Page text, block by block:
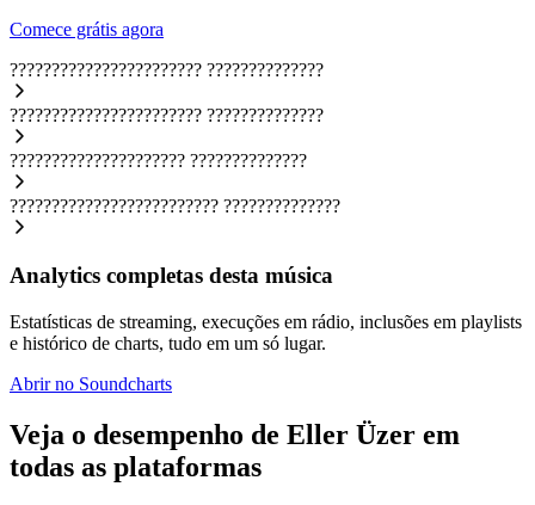
Comece grátis agora
??????????????????????? ??????????????
??????????????????????? ??????????????
????????????????????? ??????????????
????????????????????????? ??????????????
Analytics completas desta música
Estatísticas de streaming, execuções em rádio, inclusões em playlists
e histórico de charts, tudo em um só lugar.
Abrir no Soundcharts
Veja o desempenho de Eller Üzer em
todas as plataformas